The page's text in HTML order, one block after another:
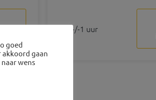
+/-1 uur
goed
gaan
wens